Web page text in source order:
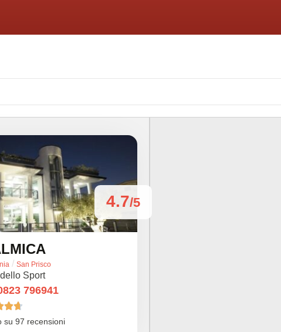
4.7/5
/ San Prisco
Sport
796941

su 97 recensioni